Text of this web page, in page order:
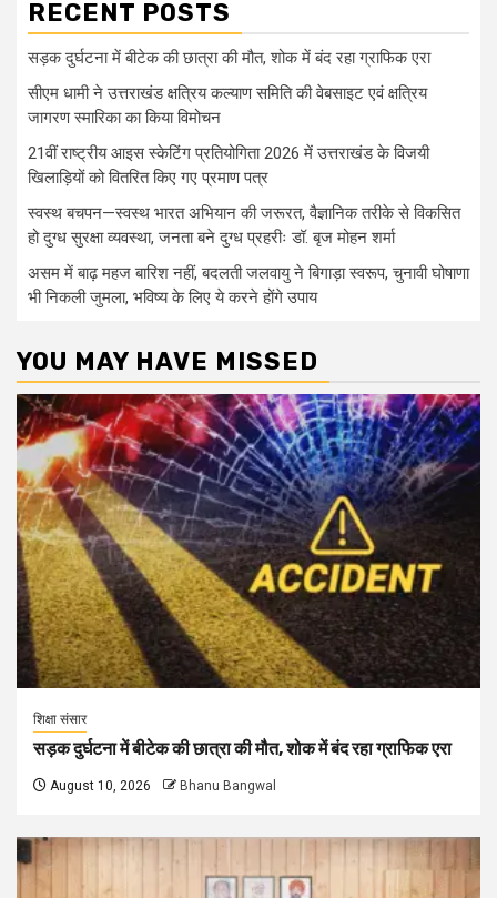
RECENT POSTS
सड़क दुर्घटना में बीटेक की छात्रा की मौत, शोक में बंद रहा ग्राफिक एरा
सीएम धामी ने उत्तराखंड क्षत्रिय कल्याण समिति की वेबसाइट एवं क्षत्रिय
जागरण स्मारिका का किया विमोचन
21वीं राष्ट्रीय आइस स्केटिंग प्रतियोगिता 2026 में उत्तराखंड के विजयी
खिलाड़ियों को वितरित किए गए प्रमाण पत्र
स्वस्थ बचपन—स्वस्थ भारत अभियान की जरूरत, वैज्ञानिक तरीके से विकसित
हो दुग्ध सुरक्षा व्यवस्था, जनता बने दुग्ध प्रहरीः डॉ. बृज मोहन शर्मा
असम में बाढ़ महज बारिश नहीं, बदलती जलवायु ने बिगाड़ा स्वरूप, चुनावी घोषाणा
भी निकली जुमला, भविष्य के लिए ये करने होंगे उपाय
YOU MAY HAVE MISSED
शिक्षा संसार
सड़क दुर्घटना में बीटेक की छात्रा की मौत, शोक में बंद रहा ग्राफिक एरा
August 10, 2026 Bhanu Bangwal